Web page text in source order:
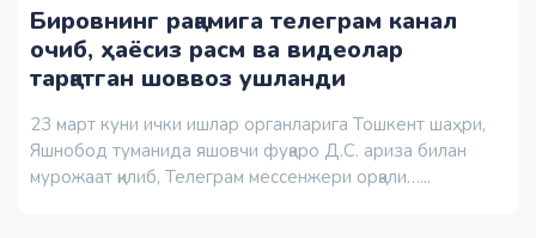
Бировнинг рақамига телеграм канал
очиб, ҳаёсиз расм ва видеолар
тарқатган шоввоз ушланди
23 март куни ички ишлар органларига Тошкент шаҳри,
Яшнобод туманида яшовчи фуқаро Д.С. ариза билан
мурожаат қилиб, Телеграм мессенжери орқали…...